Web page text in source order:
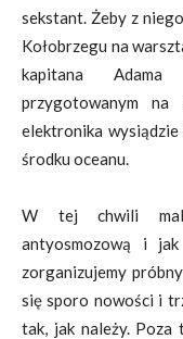
sekstant. Żeby z
Kołobrzegu na
kapitana Adama
przygotowanym
elektronika
środku oceanu.
W tej chwili
antyosmozową i
zorganizujemy
się sporo nowości i
tak, jak należy. Poza